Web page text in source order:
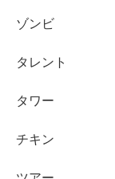
ゾンビ
タレント
タワー
チキン